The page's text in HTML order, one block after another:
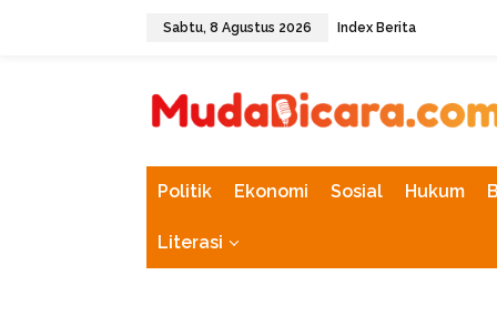
Sabtu, 8 Agustus 2026 Index Berita
Politik Ekonomi Sosial Hukum
Literasi